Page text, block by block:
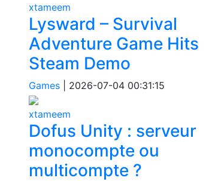
xtameem
Lysward – Survival
Adventure Game Hits
Steam Demo
Games| 2026-07-04 00:31:15
xtameem
Dofus Unity : serveur
monocompte ou
multicompte ?